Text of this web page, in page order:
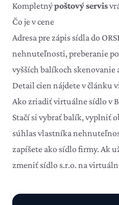
Kompletnýpoštový servis
Čo je v cene
Adresa pre zápis sídla do
nehnuteľnosti, preberanie
vyšších balíkoch skenovanie
Detail cien nájdete v článku
Ako zriadiť virtuálne sídlo v
Stačí si vybrať balík, vyplniť
súhlas vlastníka
zapíšete ako sídlo firmy. Ak
zmeniť sídlo s.r.o. na